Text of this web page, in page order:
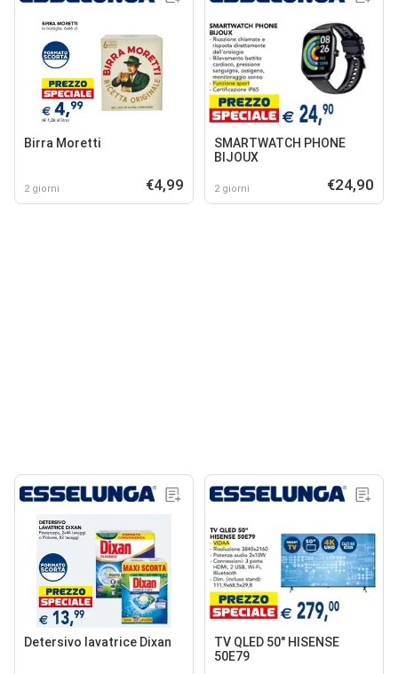
Birra Moretti
2 giorni €4,99
SMARTWATCH PHONE
BIJOUX
2 giorni €24,90
Detersivo lavatrice Dixan
TV QLED 50" HISENSE
50E79